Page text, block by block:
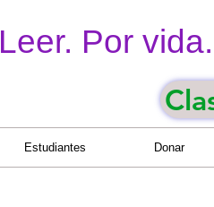
Leer. Por vida.
Estudiantes Donar